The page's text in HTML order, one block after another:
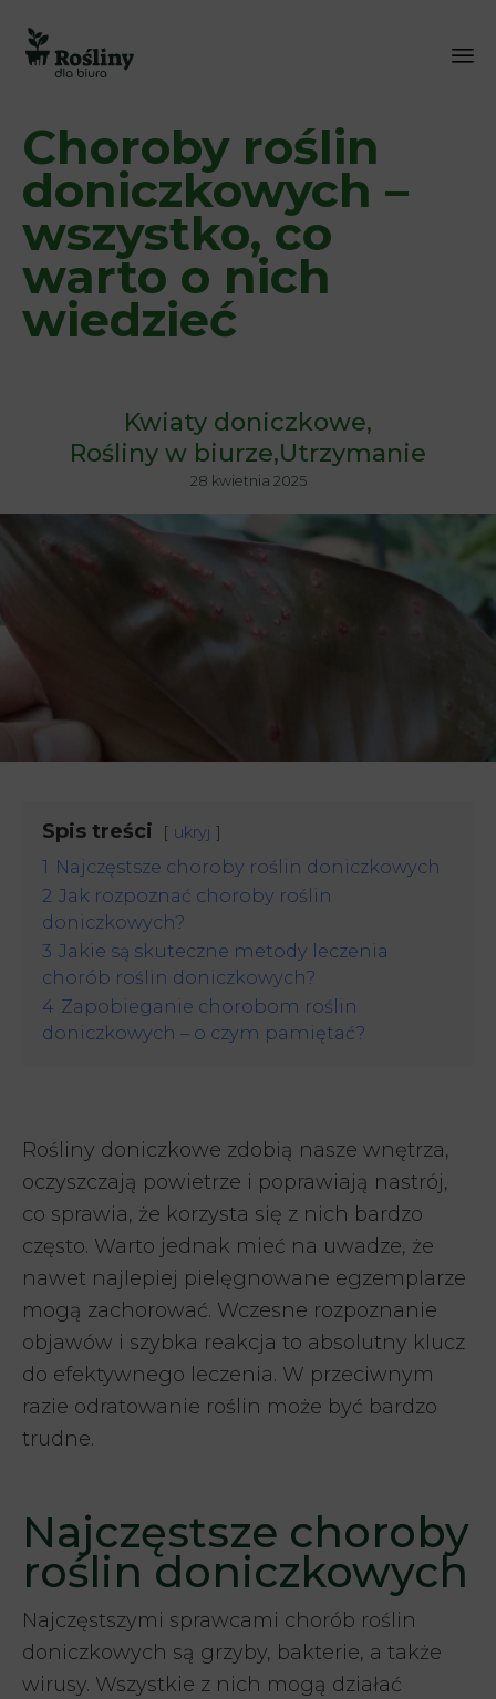
Choroby roślin
doniczkowych –
wszystko, co
warto o nich
wiedzieć
Kwiaty doniczkowe
Rośliny w biurze Utrzymanie
28 kwietnia 2025
Spis treści ukryj
1 Najczęstsze choroby roślin doniczkowych
2 Jak rozpoznać choroby roślin
doniczkowych?
3 Jakie są skuteczne metody leczenia
chorób roślin doniczkowych?
4 Zapobieganie chorobom roślin
doniczkowych – o czym pamiętać?
Rośliny doniczkowe zdobią nasze wnętrza,
oczyszczają powietrze i poprawiają nastrój,
co sprawia, że korzysta się z nich bardzo
często. Warto jednak mieć na uwadze, że
nawet najlepiej pielęgnowane egzemplarze
mogą zachorować. Wczesne rozpoznanie
objawów i szybka reakcja to absolutny klucz
do efektywnego leczenia. W przeciwnym
razie odratowanie roślin może być bardzo
trudne.
Najczęstsze choroby
roślin doniczkowych
Najczęstszymi sprawcami chorób roślin
doniczkowych są grzyby, bakterie, a także
wirusy. Wszystkie z nich mogą działać